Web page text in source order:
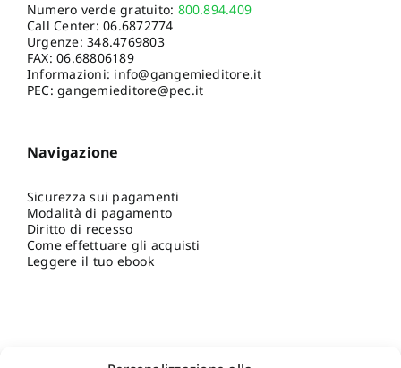
Numero verde gratuito: 800.894.409
Call Center:06.6872774
Urgenze:348.4769803
FAX: 06.68806189
Informazioni: info@gangemieditore.it
PEC: gangemieditore@pec.it
Navigazione
Sicurezza sui pagamenti
Modalità di pagamento
Diritto di recesso
Come effettuare gli acquisti
Leggere il tuo ebook